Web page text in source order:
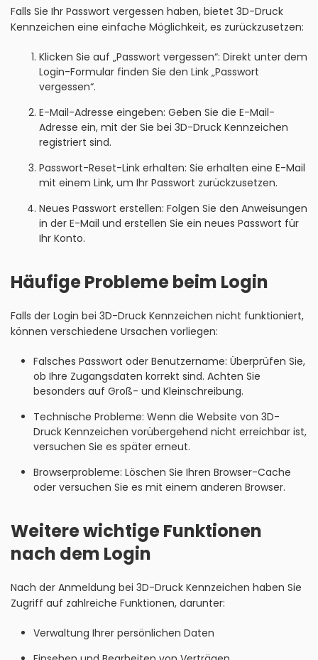
Falls Sie Ihr Passwort vergessen haben, bietet 3D-Druck
Kennzeichen eine einfache Möglichkeit, es zurückzusetzen:
Klicken Sie auf „Passwort vergessen“: Direkt unter dem
Login-Formular finden Sie den Link „Passwort
vergessen“.
E-Mail-Adresse eingeben: Geben Sie die E-Mail-
Adresse ein, mit der Sie bei 3D-Druck Kennzeichen
registriert sind.
Passwort-Reset-Link erhalten: Sie erhalten eine E-Mail
mit einem Link, um Ihr Passwort zurückzusetzen.
Neues Passwort erstellen: Folgen Sie den Anweisungen
in der E-Mail und erstellen Sie ein neues Passwort für
Ihr Konto.
Häufige Probleme beim Login
Falls der Login bei 3D-Druck Kennzeichen nicht funktioniert,
können verschiedene Ursachen vorliegen:
Falsches Passwort oder Benutzername: Überprüfen Sie,
ob Ihre Zugangsdaten korrekt sind. Achten Sie
besonders auf Groß- und Kleinschreibung.
Technische Probleme: Wenn die Website von 3D-
Druck Kennzeichen vorübergehend nicht erreichbar ist,
versuchen Sie es später erneut.
Browserprobleme: Löschen Sie Ihren Browser-Cache
oder versuchen Sie es mit einem anderen Browser.
Weitere wichtige Funktionen
nach dem Login
Nach der Anmeldung bei 3D-Druck Kennzeichen haben Sie
Zugriff auf zahlreiche Funktionen, darunter:
Verwaltung Ihrer persönlichen Daten